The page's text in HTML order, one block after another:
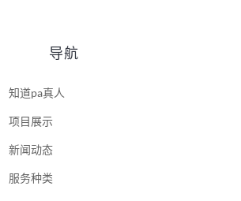
导航
知道pa真人
项目展示
新闻动态
服务种类